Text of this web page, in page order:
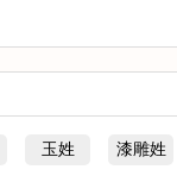
玉姓 漆雕姓